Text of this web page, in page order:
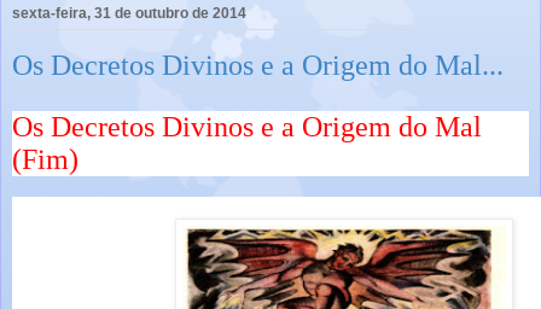
sexta-feira, 31 de outubro de 2014
Os Decretos Divinos e a Origem do Mal...
Os Decretos Divinos e a Origem do Mal
(Fim)